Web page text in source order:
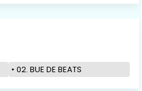
02. BUE DE BEATS